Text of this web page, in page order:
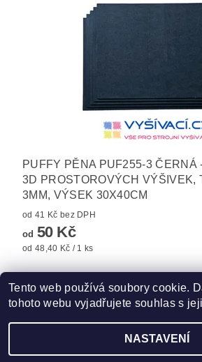
PUFFY PĚNA PUF255-3 ČERNÁ
3D PROSTOROVÝCH VÝŠIVEK,
3MM, VÝSEK 30X40CM
od 41 Kč bez DPH
od 50 Kč
od 48,40 Kč / 1 ks
Zboží.cz | Heureka.cz | Hot-fix.cz |
2026 ©Vysivaci.cz, všechna práva
Tento web používá soubory cookie.
tohoto webu vyjadřujete souhlas s
NASTAVENÍ